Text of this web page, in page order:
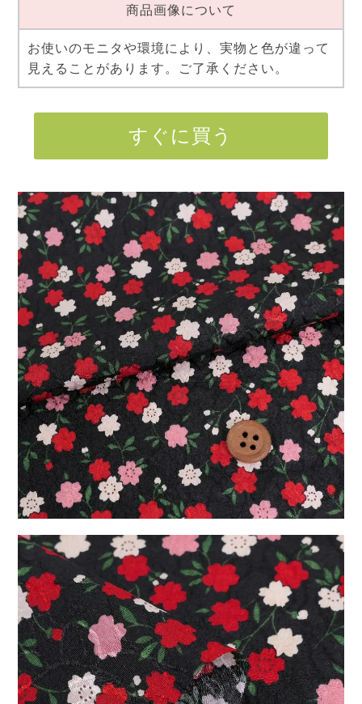
商品画像について
お使いのモニタや環境により、実物と色が違って
見えることがあります。ご了承ください。
すぐに買う